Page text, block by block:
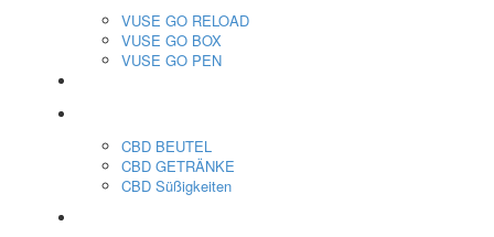
VUSE GO RELOAD
VUSE GO BOX
VUSE GO PEN
CBD BEUTEL
CBD GETRÄNKE
CBD Süßigkeiten